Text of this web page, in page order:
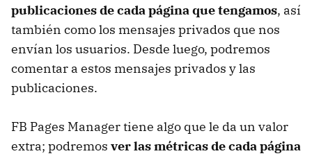
publicaciones de cada página que tengamos, así
también como los mensajes privados que nos
envían los usuarios. Desde luego, podremos
comentar a estos mensajes privados y las
publicaciones.
FB Pages Manager tiene algo que le da un valor
extra; podremos ver las métricas de cada página